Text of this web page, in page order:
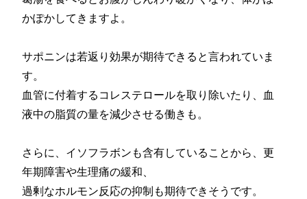
かぽかしてきますよ。
サポニンは若返り効果が期待できると言われていま
す。
血管に付着するコレステロールを取り除いたり、血
液中の脂質の量を減少させる働きも。
さらに、イソフラボンも含有していることから、更
年期障害や生理痛の緩和、
過剰なホルモン反応の抑制も期待できそうです。